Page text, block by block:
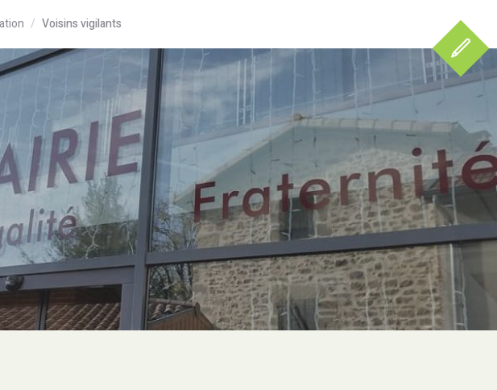
Voisins vigilants